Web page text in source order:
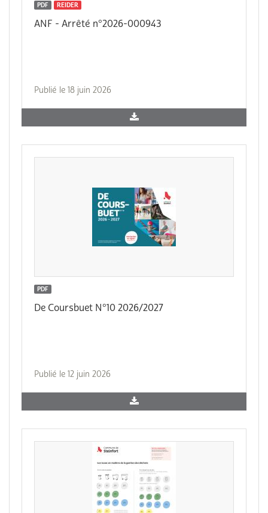
PDF REIDER
ANF - Arrêté n°2026-000943
Publié le 18 juin 2026
PDF
De Coursbuet N°10 2026/2027
Publié le 12 juin 2026